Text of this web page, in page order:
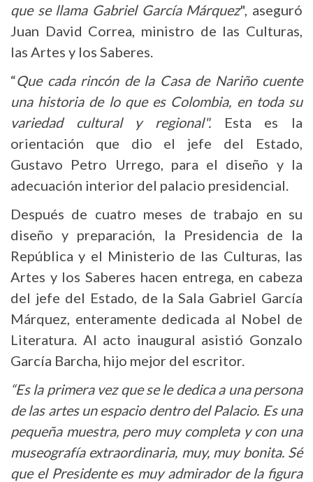
que se llama Gabriel García Márquez", aseguró
Juan David Correa, ministro de las Culturas,
las Artes y los Saberes.
“Que cada rincón de la Casa de Nariño cuente
una historia de lo que es Colombia, en toda su
variedad cultural y regional". Esta es la
orientación que dio el jefe del Estado,
Gustavo Petro Urrego, para el diseño y la
adecuación interior del palacio presidencial.
Después de cuatro meses de trabajo en su
diseño y preparación, la Presidencia de la
República y el Ministerio de las Culturas, las
Artes y los Saberes hacen entrega, en cabeza
del jefe del Estado, de la Sala Gabriel García
Márquez, enteramente dedicada al Nobel de
Literatura. Al acto inaugural asistió Gonzalo
García Barcha, hijo mejor del escritor.
“Es la primera vez que se le dedica a una persona
de las artes un espacio dentro del Palacio. Es una
pequeña muestra, pero muy completa y con una
museografía extraordinaria, muy, muy bonita. Sé
que el Presidente es muy admirador de la figura